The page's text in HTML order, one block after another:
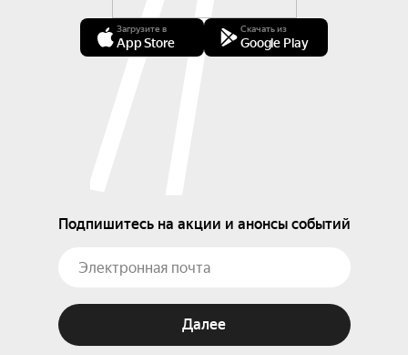
Загрузите в
App Store
Скачать из
Google Play
Подпишитесь на акции и анонсы событий
Далее